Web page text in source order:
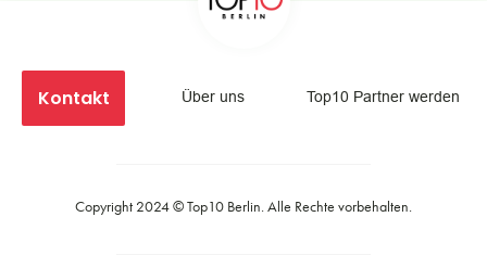
Kontakt Über uns Top10 Partner werden
Copyright 2024 ©Top10 Berlin. Alle Rechte vorbehalten.